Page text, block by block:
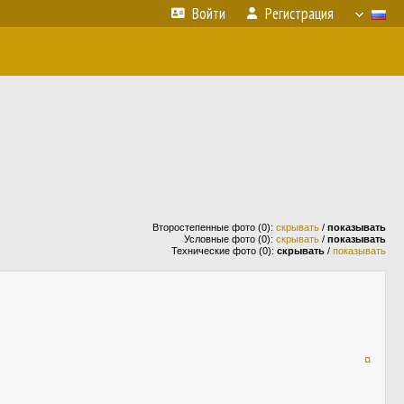
Войти Регистрация
Второстепенные фото (0): скрывать / показывать
Условные фото (0): скрывать / показывать
Технические фото (0): скрывать / показывать
¤